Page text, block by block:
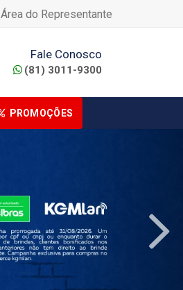
Área do Representante
Fale Conosco
(81) 3011-9300
PROMOÇÕES